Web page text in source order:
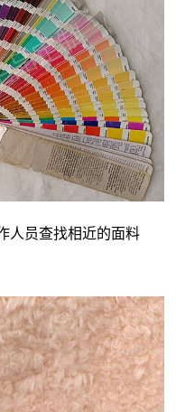
人员查找相近的面料